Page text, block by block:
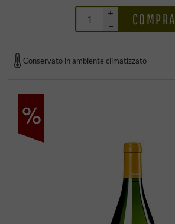
+
–
COMPRA
Conservato in ambiente climatizzato